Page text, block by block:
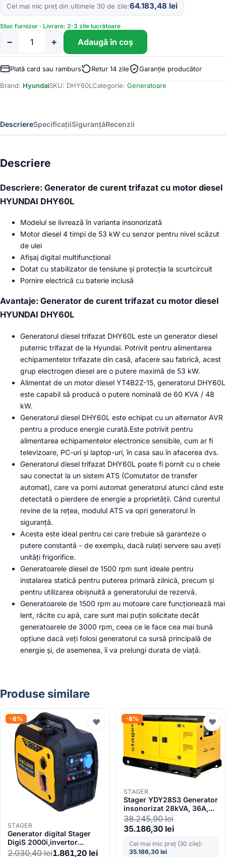
Cel mai mic preț din ultimele 30 de zile 64.183,48 lei
Stoc furnizor · Livrare: 2-3 zile lucrătoare
Cantitate
Generator
de
trifazat
HYUNDAI
DHY60L
− + Adaugă în coș
Plată card sau ramburs Retur 14 zile Garanție producător
Brand: HyundaiSKU: DHY60L Categorie: Generatoare
DescriereSpecificațiiSiguranțăRecenzii
Descriere
Descriere: Generator de curent trifazat cu motor diesel
HYUNDAI DHY60L
Modelul se livrează în varianta insonorizată
Motor diesel 4 timpi de 53 kW cu senzor pentru nivel scăzut
de ulei
Afișaj digital multifuncțional
Dotat cu stabilizator de tensiune și protecția la scurtcircuit
Pornire electrică cu baterie inclusă
Avantaje: Generator de curent trifazat cu motor diesel
HYUNDAI DHY60L
Generatorul diesel trifazat DHY60L este un generator diesel
puternic trifazat de la Hyundai. Potrivit pentru alimentarea
echipamentelor trifazate din casă, afacere sau fabrică, acest
grup electrogen diesel are o putere maximă de 53 kW.
Alimentat de un motor diesel YT4B2Z-15, generatorul DHY60L
este capabil să producă o putere nominală de 60 KVA / 48
kW.
Generatorul diesel DHY60L este echipat cu un alternator AVR
pentru a produce energie curată.Este potrivit pentru
alimentarea echipamentelor electronice sensibile, cum ar fi
televizoare, PC-uri și laptop-uri, în casa sau în afacerea dvs.
Generatorul diesel trifazat DHY60L poate fi pornit cu o cheie
sau conectat la un sistem ATS (Comutator de transfer
automat), care va porni automat generatorul atunci când este
detectată o pierdere de energie a proprietății. Când curentul
revine de la rețea, modulul ATS va opri generatorul în
siguranță.
Acesta este ideal pentru cei care trebuie să garanteze o
putere constantă – de exemplu, dacă rulați servere sau aveți
unități frigorifice.
Generatoarele diesel de 1500 rpm sunt ideale pentru
instalarea statică pentru puterea primară zilnică, precum și
pentru utilizarea obișnuită a generatorului de rezervă.
Generatoarele de 1500 rpm au motoare care funcționează mai
lent, răcite cu apă, care sunt mai puțin solicitate decât
generatoarele de 3000 rpm, ceea ce le face cea mai bună
opțiune dacă veți folosi generatorul ca sursă principală de
energie și, de asemenea, îi va prelungi durata de viață.
Produse similare
-8% ♥
STAGER
Generator digital Stager
DigiS 2000i,invertor
insonorizat 2kW,
2.030,40lei1.861,20 lei
-8% ♥
STAGER
Stager YDY28S3 Generator
insonorizat 28kVA, 36A,
1500rpm, trifazat, diesel
38.245,90lei
35.186,30 lei
Cel mai mic preț (30 zile):
35.186,30 lei